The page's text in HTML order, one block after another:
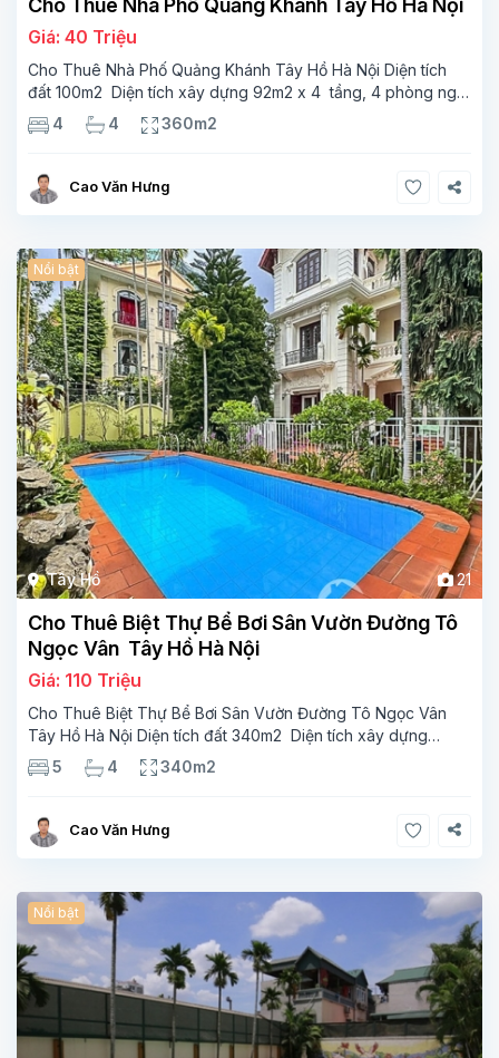
Cho Thuê Nhà Phố Quảng Khánh Tây Hồ Hà Nội
Giá: 40 Triệu
Cho Thuê Nhà Phố Quảng Khánh Tây Hồ Hà Nội Diện tích
đất 100m2 Diện tích xây dựng 92m2 x 4 tầng, 4 phòng ngủ
3 phòng tắm Tầng 1 – phòng bếp-1wc Tầng 2– phòng khách
, 1 phòng ngủ,1 phòng tắm Tầng 3- 2
4 4 360m2
Cao Văn Hưng
Tây Hồ 21
Nổi bật
Cho Thuê Biệt Thự Bể Bơi Sân Vườn Đường Tô
Ngọc Vân Tây Hồ Hà Nội
Giá: 110 Triệu
Cho Thuê Biệt Thự Bể Bơi Sân Vườn Đường Tô Ngọc Vân
Tây Hồ Hà Nội Diện tích đất 340m2 Diện tích xây dựng
110m2 Xây 3 tầng, 5 phòng ngủ 4 phòng tắm Tầng 1, ,
phòng khách , phòng bếp-1wc Tầng 2, 3
5 4 340m2
Cao Văn Hưng
Nổi bật